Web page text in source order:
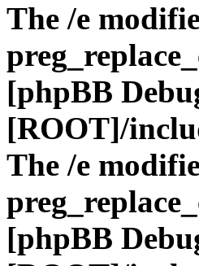
The /e
[phpBB
[ROOT]/
The /e
[phpBB